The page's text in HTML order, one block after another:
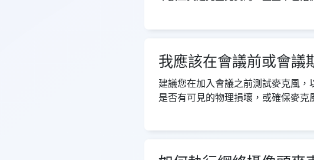
我應該在會議前或會議
建議您在加入會議之前測試麥克風
是否有可見的物理損壞，或確保麥克